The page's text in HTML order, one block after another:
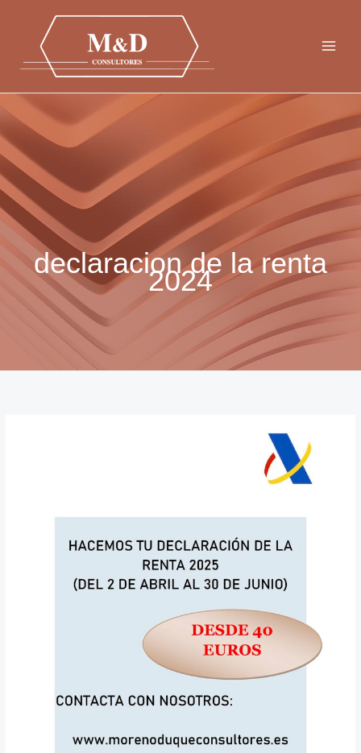
contenido
declaracion de la renta
2024